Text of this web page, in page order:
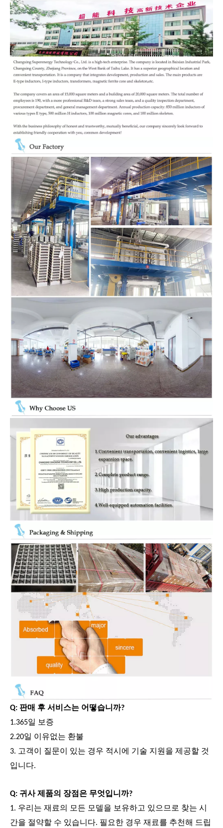
Q: 판매 후 서비스는 어떻습니까?
1.365일 보증
2.20일 이유없는 환불
3. 고객이 질문이 있는 경우 적시에 기술 지원을 제공할 것
입니다.
Q: 귀사 제품의 장점은 무엇입니까?
1. 우리는 재료의 모든 모델을 보유하고 있으므로 찾는 시
간을 절약할 수 있습니다. 필요한 경우 재료를 추천해 드립